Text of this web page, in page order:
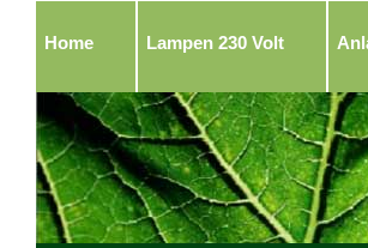
Home Lampen 230 Volt